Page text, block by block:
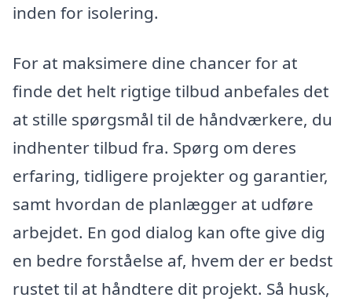
inden for isolering.
For at maksimere dine chancer for at
finde det helt rigtige tilbud anbefales det
at stille spørgsmål til de håndværkere, du
indhenter tilbud fra. Spørg om deres
erfaring, tidligere projekter og garantier,
samt hvordan de planlægger at udføre
arbejdet. En god dialog kan ofte give dig
en bedre forståelse af, hvem der er bedst
rustet til at håndtere dit projekt. Så husk,